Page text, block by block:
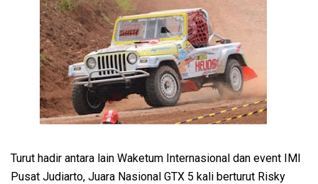
Turut hadir antara lain Waketum Internasional dan event IMI
Pusat Judiarto, Juara Nasional GTX 5 kali berturut Risky